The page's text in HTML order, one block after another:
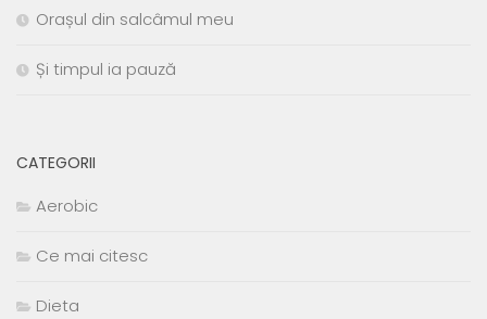
Orașul din salcâmul meu
Și timpul ia pauză
CATEGORII
Aerobic
Ce mai citesc
Dieta